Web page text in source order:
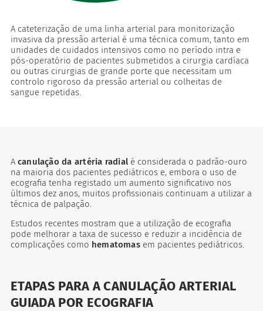
A cateterização de uma linha arterial para monitorização
invasiva da pressão arterial é uma técnica comum, tanto em
unidades de cuidados intensivos como no período intra e
pós-operatório de pacientes submetidos a cirurgia cardíaca
ou outras cirurgias de grande porte que necessitam um
controlo rigoroso da pressão arterial ou colheitas de
sangue repetidas.
A canulação da artéria radialé considerada o padrão-ouro
na maioria dos pacientes pediátricos e, embora o uso de
ecografia tenha registado um aumento significativo nos
últimos dez anos, muitos profissionais continuam a utilizar a
técnica de palpação.
Estudos recentes mostram que a utilização de ecografia
pode melhorar a taxa de sucesso e reduzir a incidência de
complicações como hematomasem pacientes pediátricos.
ETAPAS PARA A CANULAÇÃO ARTERIAL
GUIADA POR ECOGRAFIA